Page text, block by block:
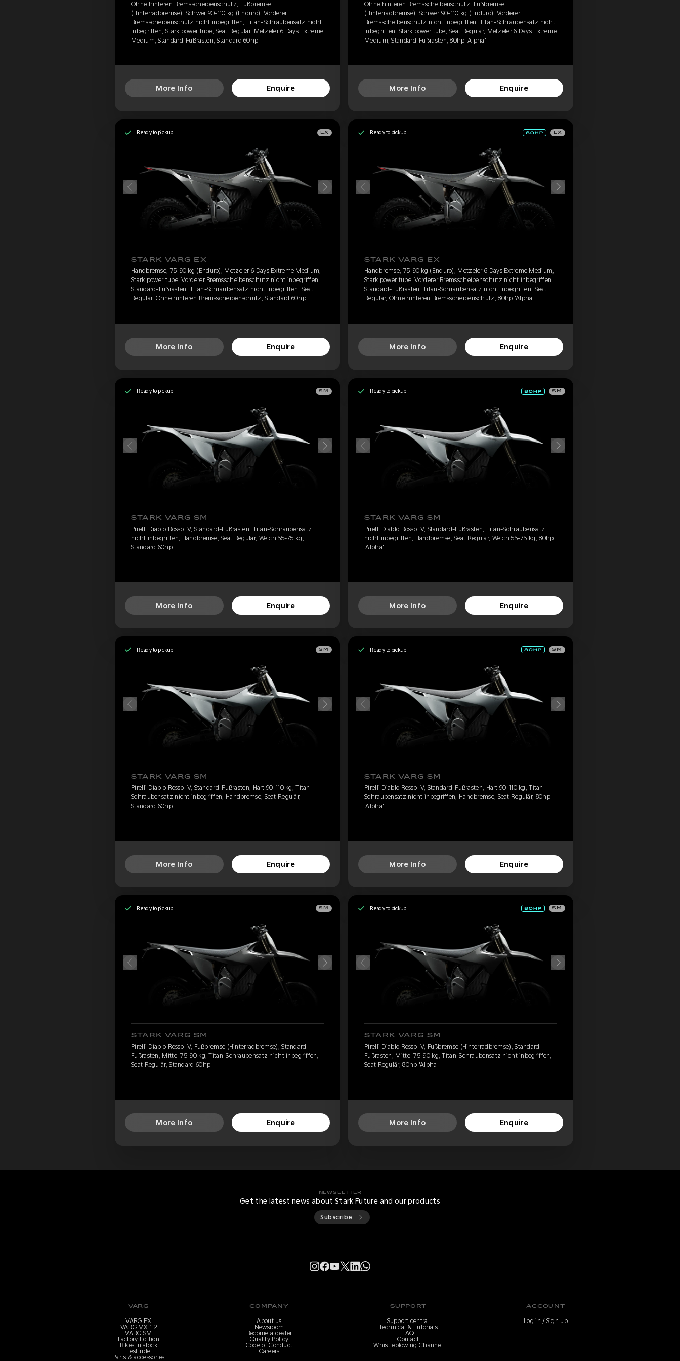
Ohne hinteren Bremsscheibenschutz, Fußbremse
(Hinterradbremse), Schwer 90-110 kg (Enduro), Vorderer
Bremsscheibenschutz nicht inbegriffen, Titan-Schraubensatz nicht
inbegriffen, Stark power tube, Seat Regulär, Metzeler 6 Days Extreme
Medium, Standard-Fußrasten, Standard 60hp
More Info Enquire
Ohne hinteren Bremsscheibenschutz, Fußbremse
(Hinterradbremse), Schwer 90-110 kg (Enduro), Vorderer
Bremsscheibenschutz nicht inbegriffen, Titan-Schraubensatz nicht
inbegriffen, Stark power tube, Seat Regulär, Metzeler 6 Days Extreme
Medium, Standard-Fußrasten, 80hp 'Alpha'
More Info Enquire
Ready to pickup EX
STARK VARG EX
Handbremse, 75-90 kg (Enduro), Metzeler 6 Days Extreme Medium,
Stark power tube, Vorderer Bremsscheibenschutz nicht inbegriffen,
Standard-Fußrasten, Titan-Schraubensatz nicht inbegriffen, Seat
Regulär, Ohne hinteren Bremsscheibenschutz, Standard 60hp
More Info Enquire
Ready to pickup EX
STARK VARG EX
Handbremse, 75-90 kg (Enduro), Metzeler 6 Days Extreme Medium,
Stark power tube, Vorderer Bremsscheibenschutz nicht inbegriffen,
Standard-Fußrasten, Titan-Schraubensatz nicht inbegriffen, Seat
Regulär, Ohne hinteren Bremsscheibenschutz, 80hp 'Alpha'
More Info Enquire
Ready to pickup SM
STARK VARG SM
Pirelli Diablo Rosso IV, Standard-Fußrasten, Titan-Schraubensatz
nicht inbegriffen, Handbremse, Seat Regulär, Weich 55-75 kg,
Standard 60hp
More Info Enquire
Ready to pickup SM
STARK VARG SM
Pirelli Diablo Rosso IV, Standard-Fußrasten, Titan-Schraubensatz
nicht inbegriffen, Handbremse, Seat Regulär, Weich 55-75 kg, 80hp
'Alpha'
More Info Enquire
Ready to pickup SM
STARK VARG SM
Pirelli Diablo Rosso IV, Standard-Fußrasten, Hart 90-110 kg, Titan-
Schraubensatz nicht inbegriffen, Handbremse, Seat Regulär,
Standard 60hp
More Info Enquire
Ready to pickup SM
STARK VARG SM
Pirelli Diablo Rosso IV, Standard-Fußrasten, Hart 90-110 kg, Titan-
Schraubensatz nicht inbegriffen, Handbremse, Seat Regulär, 80hp
'Alpha'
More Info Enquire
Ready to pickup SM
STARK VARG SM
Pirelli Diablo Rosso IV, Fußbremse (Hinterradbremse), Standard-
Fußrasten, Mittel 75-90 kg, Titan-Schraubensatz nicht inbegriffen,
Seat Regulär, Standard 60hp
More Info Enquire
Ready to pickup SM
STARK VARG SM
Pirelli Diablo Rosso IV, Fußbremse (Hinterradbremse), Standard-
Fußrasten, Mittel 75-90 kg, Titan-Schraubensatz nicht inbegriffen,
Seat Regulär, 80hp 'Alpha'
More Info Enquire
NEWSLETTER
Get the latest news about Stark Future and our products
Subscribe
VARG
VARG EX
VARG MX 1.2
VARG SM
Factory Edition
Bikes in stock
Test ride
Parts & accessories
COMPANY
About us
Newsroom
Become a dealer
Quality Policy
Code of Conduct
Careers
SUPPORT
Support central
Technical & Tutorials
FAQ
Contact
Whistleblowing Channel
ACCOUNT
Log in / Sign up